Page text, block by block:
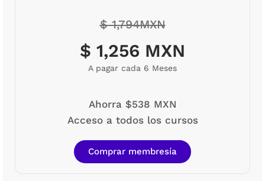
$ 1,794MXN
$ 1,256 MXN
A pagar cada 6 Meses
Ahorra $538 MXN
Acceso a todos los cursos
Comprar membresía